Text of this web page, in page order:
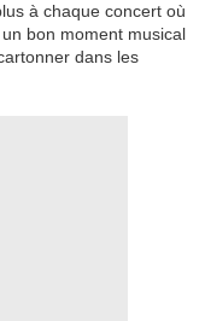
à chaque concert où
bon moment musical
dans les